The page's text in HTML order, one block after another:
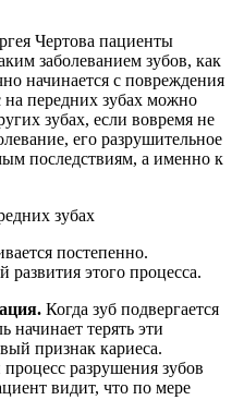
Чертова пациенты
заболеванием зубов, как
начинается с повреждения
на передних зубах можно
зубах, если вовремя не
его разрушительное
последствиям, а именно к
зубах
постепенно.
этого процесса.
Когда зуб подвергается
начинает терять эти
признак кариеса.
разрушения зубов
видит, что по мере